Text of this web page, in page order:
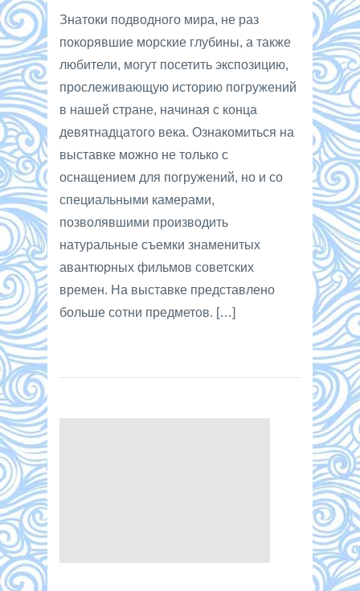
Знатоки подводного мира, не раз
покорявшие морские глубины, а также
любители, могут посетить экспозицию,
прослеживающую историю погружений
в нашей стране, начиная с конца
девятнадцатого века. Ознакомиться на
выставке можно не только с
оснащением для погружений, но и со
специальными камерами,
позволявшими производить
натуральные съемки знаменитых
авантюрных фильмов советских
времен. На выставке представлено
больше сотни предметов. […]